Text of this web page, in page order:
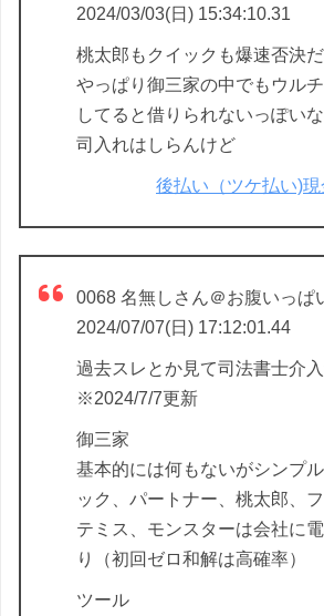
2024/03/03(日) 15:34:10.31
桃太郎もクイックも爆速否決
やっぱり御三家の中でもウル
してると借りられないっぽいな
司入れはしらんけど
後払い（ツケ払い)
0068 名無しさん＠お腹いっぱ
2024/07/07(日) 17:12:01.44
過去スレとか見て司法書士介
※2024/7/7更新
御三家
基本的には何もないがシンプ
ック、パートナー、桃太郎、
テミス、モンスターは会社に
り（初回ゼロ和解は高確率）
ツール